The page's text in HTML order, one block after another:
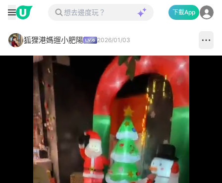
下載App
狐狸港媽遛小肥陽 2026/01/03